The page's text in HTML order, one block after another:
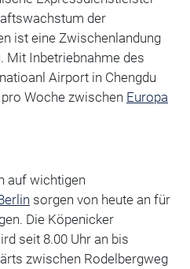
der
ist eine Zwischenlandung
Mit Inbetriebnahme des
Airport in Chengdu
Woche zwischen Europa
auf wichtigen
sorgen von heute an für
Die Köpenicker
seit 8.00 Uhr an bis
zwischen Rodelbergweg